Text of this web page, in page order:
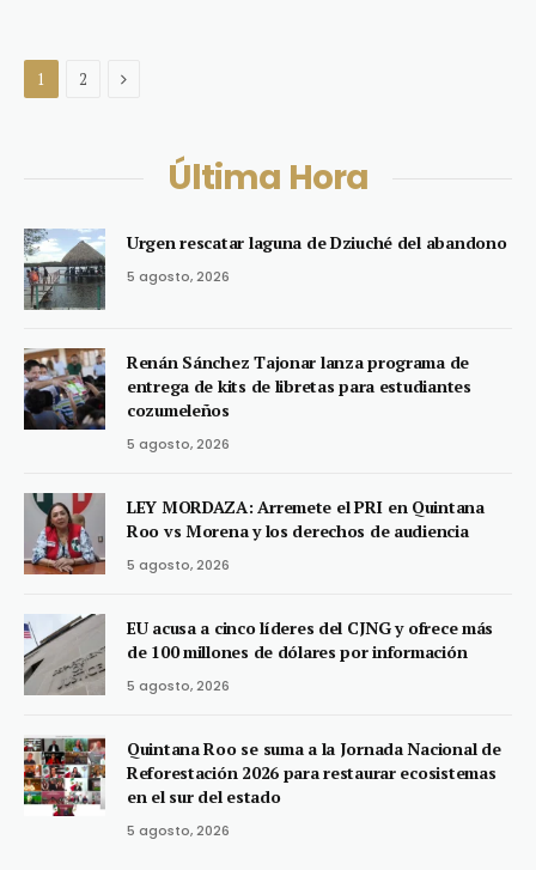
1 2 Next
Última Hora
Urgen rescatar laguna de Dziuché del abandono
5 agosto, 2026
Renán Sánchez Tajonar lanza programa de
entrega de kits de libretas para estudiantes
cozumeleños
5 agosto, 2026
LEY MORDAZA: Arremete el PRI en Quintana
Roo vs Morena y los derechos de audiencia
5 agosto, 2026
EU acusa a cinco líderes del CJNG y ofrece más
de 100 millones de dólares por información
5 agosto, 2026
Quintana Roo se suma a la Jornada Nacional de
Reforestación 2026 para restaurar ecosistemas
en el sur del estado
5 agosto, 2026